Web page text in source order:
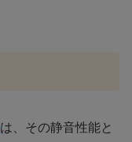
は、その静音性能と